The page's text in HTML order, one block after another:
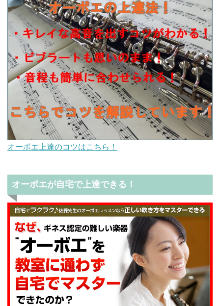
オーボエ上達のコツはこちら！
オーボエが自宅で上達できる！